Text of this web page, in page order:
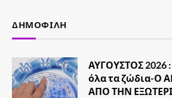
ΔΗΜΟΦΙΛΉ
ΑΥΓΟΥΣΤΟΣ 2026
όλα τα ζώδια-Ο
ΑΠΟ ΤΗΝ